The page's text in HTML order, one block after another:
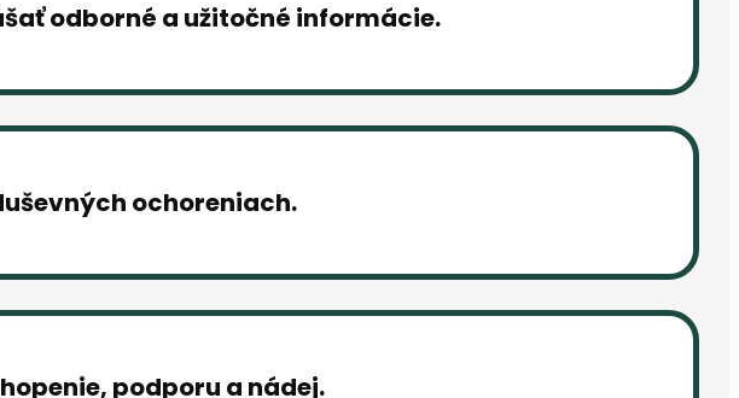
odborné a užitočné informácie.
ochoreniach.
podporu a nádej.